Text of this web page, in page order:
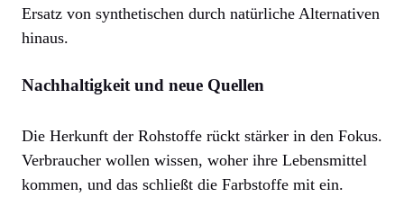
Ersatz von synthetischen durch natürliche Alternativen
hinaus.
Nachhaltigkeit und neue Quellen
Die Herkunft der Rohstoffe rückt stärker in den Fokus.
Verbraucher wollen wissen, woher ihre Lebensmittel
kommen, und das schließt die Farbstoffe mit ein.